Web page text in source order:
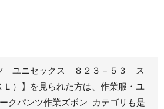
ツ ユニセックス ８２３－５３ ス
）】を見られた方は、作業服・ユ
クパンツ作業ズボン カテゴリも是